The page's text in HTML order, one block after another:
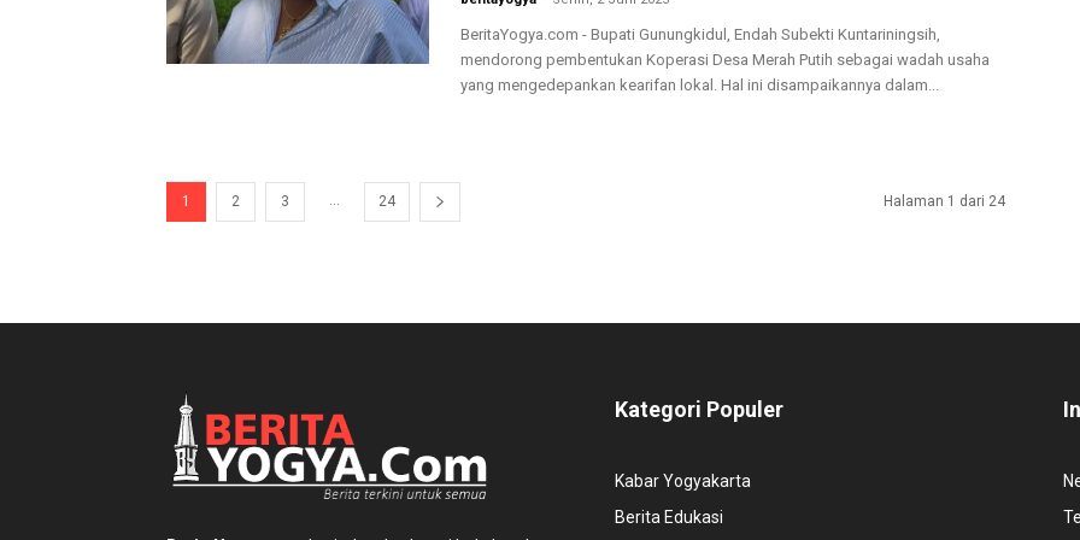
BeritaYogya.com - Bupati Gunungkidul, Endah Subekti Kuntariningsih,
mendorong pembentukan Koperasi Desa Merah Putih sebagai wadah usaha
yang mengedepankan kearifan lokal. Hal ini disampaikannya dalam...
1 2 3 ... 24 Halaman 1 dari 24
Kategori Populer
Kabar Yogyakarta
Berita Edukasi